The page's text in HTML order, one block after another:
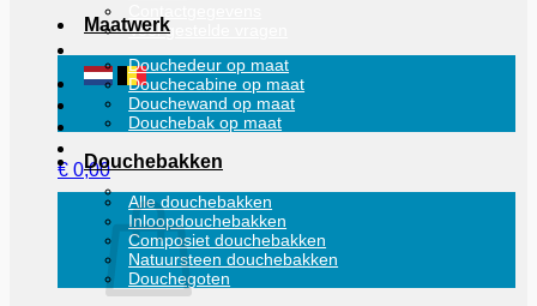
Veel gestelde vragen
€ 0,00
Maatwerk
Douchedeur op maat
Douchecabine op maat
Douchewand op maat
Douchebak op maat
Douchebakken
Alle douchebakken
Inloopdouchebakken
Composiet douchebakken
Natuursteen douchebakken
Douchegoten